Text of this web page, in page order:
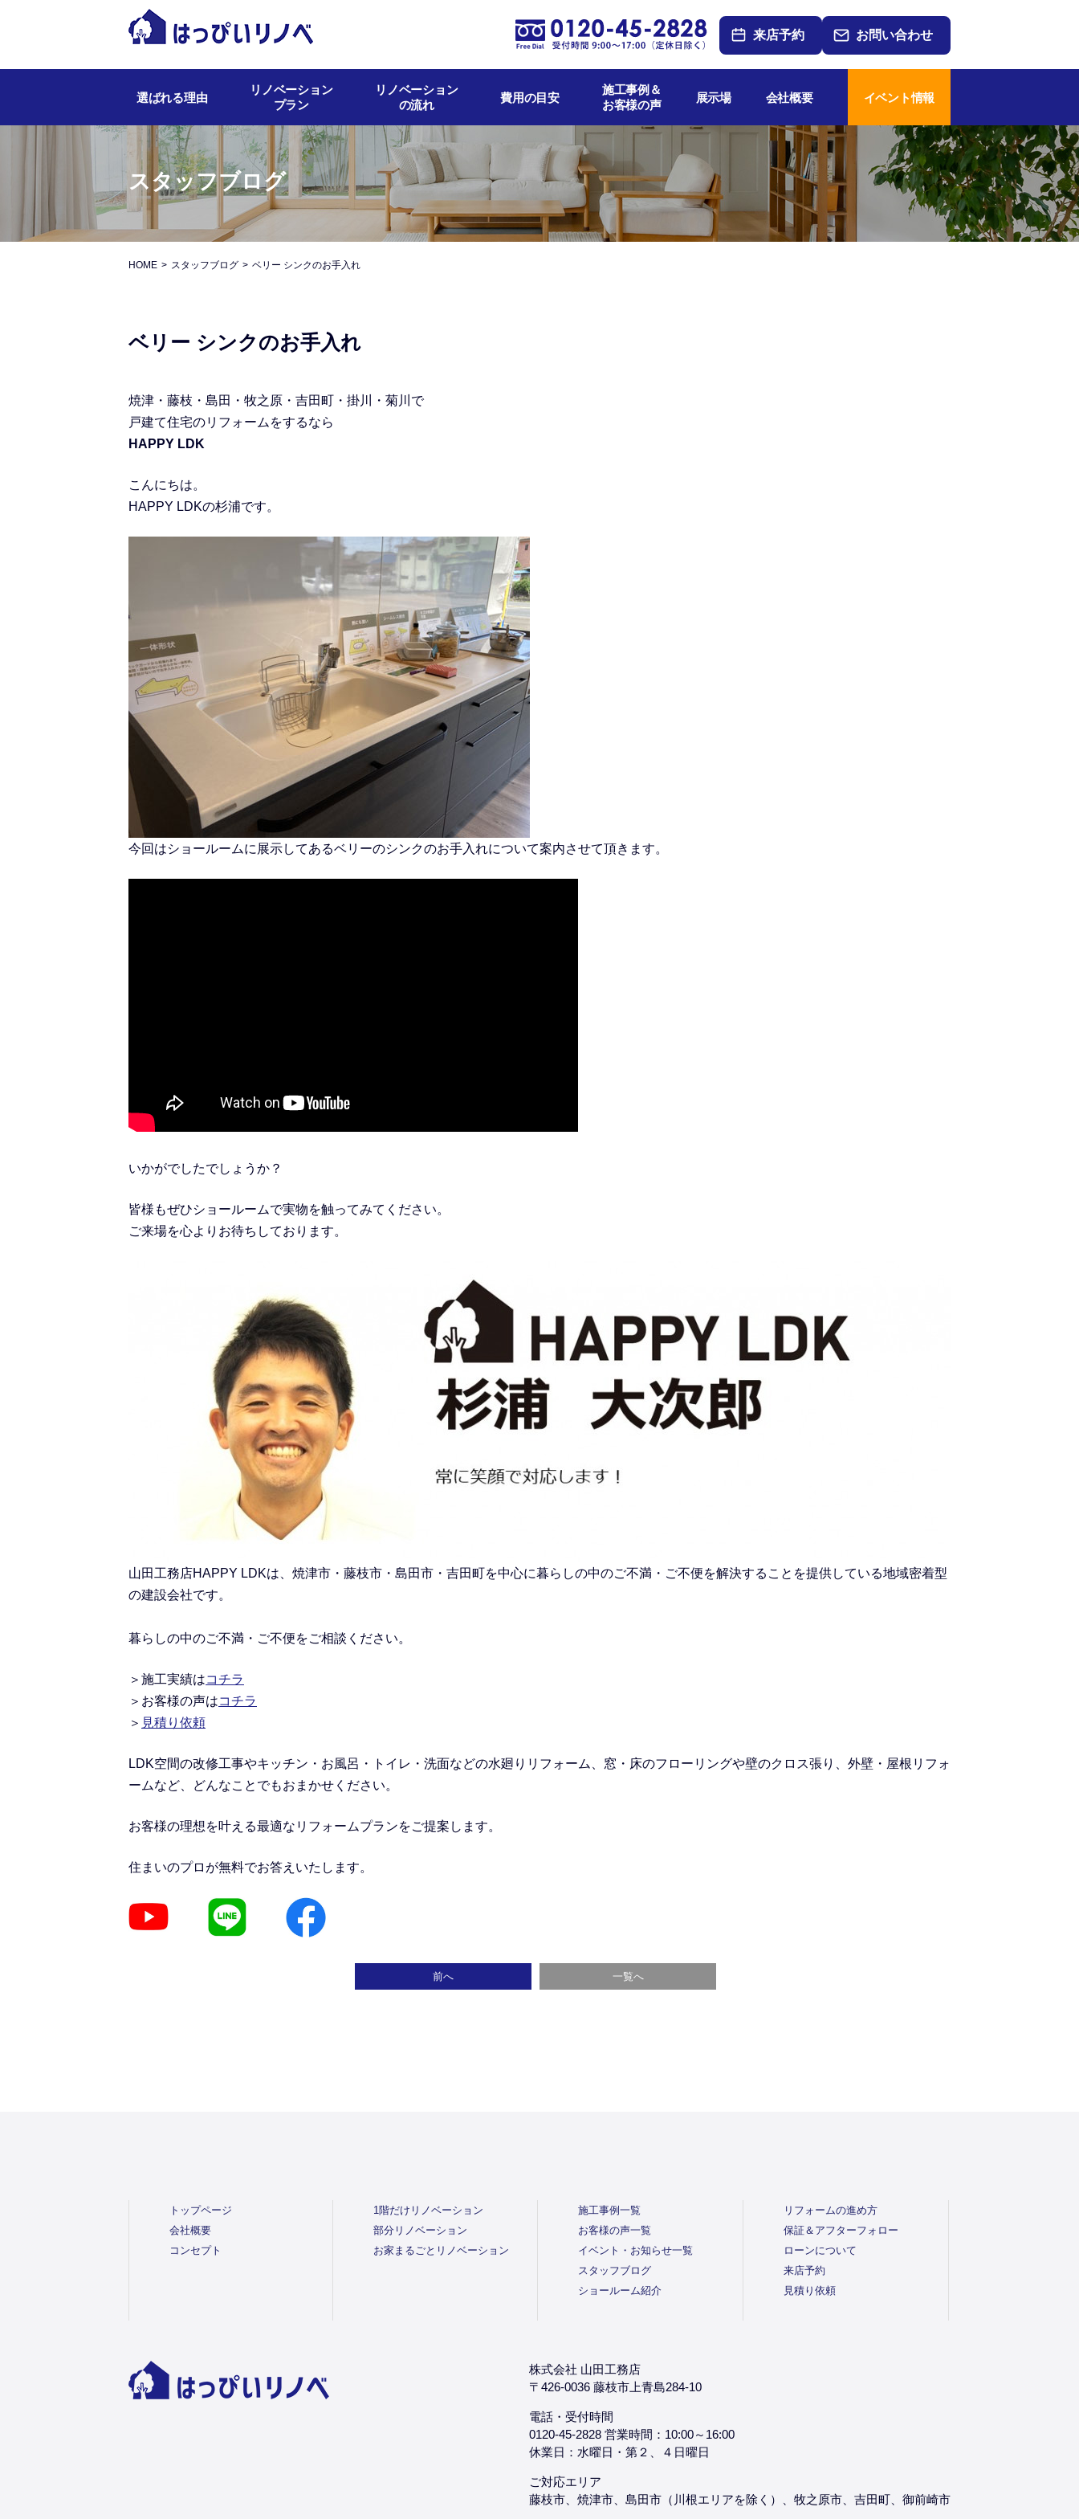
来店予約 お問い合わせ
選ばれる理由
リノベーション
プラン
リノベーション
の流れ
費用の目安
施工事例＆
お客様の声
展示場 会社概要 イベント情報
スタッフブログ
HOME スタッフブログ ベリー シンクのお手入れ
ベリー シンクのお手入れ
焼津・藤枝・島田・牧之原・吉田町・掛川・菊川で
戸建て住宅のリフォームをするなら
HAPPY LDK
こんにちは。
HAPPY LDKの杉浦です。
今回はショールームに展示してあるベリーのシンクのお手入れについて案内させて頂きます。
いかがでしたでしょうか？
皆様もぜひショールームで実物を触ってみてください。
ご来場を心よりお待ちしております。
山田工務店HAPPY LDKは、焼津市・藤枝市・島田市・吉田町を中心に暮らしの中のご不満・ご不便を解決することを提供している地域密着型
の建設会社です。
暮らしの中のご不満・ご不便をご相談ください。
＞施工実績はコチラ
＞ お客様の声はコチラ
＞ 見積り依頼
LDK空間の改修工事やキッチン・お風呂・トイレ・洗面などの水廻りリフォーム
、窓・床のフローリングや壁のクロス張り、外壁・屋根リフォ
ームなど、どんなことでもおまかせください。
お客様の理想を叶える最適なリフォームプランをご提案します。
住まいのプロが無料でお答えいたします。
前へ 一覧へ
トップページ
会社概要
コンセプト
1階だけリノベーション
部分リノベーション
お家まるごとリノベーション
施工事例一覧
お客様の声一覧
イベント・お知らせ一覧
スタッフブログ
ショールーム紹介
リフォームの進め方
保証＆アフターフォロー
ローンについて
来店予約
見積り依頼
株式会社 山田工務店
〒426-0036 藤枝市上青島284-10
電話・受付時間
0120-45-2828 営業時間：10:00～16:00
休業日：水曜日・第２、４日曜日
ご対応エリア
藤枝市、焼津市、島田市（川根エリアを除く）、牧之原市、吉田町、御前崎市